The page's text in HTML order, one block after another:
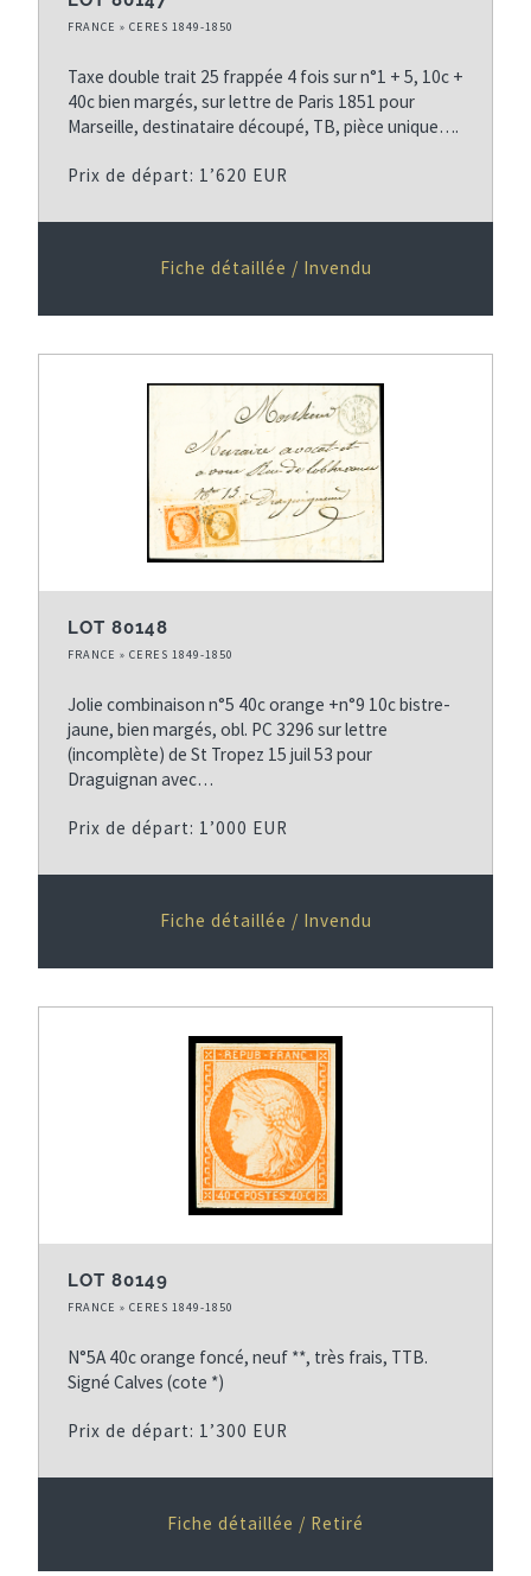
FRANCE » CERES 1849-1850
Taxe double trait 25 frappée 4 fois sur n°1 + 5, 10c +
40c bien margés, sur lettre de Paris 1851 pour
Marseille, destinataire découpé, TB, pièce unique….
Prix de départ: 1’620 EUR
Fiche détaillée / Invendu
LOT 80148
FRANCE » CERES 1849-1850
Jolie combinaison n°5 40c orange +n°9 10c bistre-
jaune, bien margés, obl. PC 3296 sur lettre
(incomplète) de St Tropez 15 juil 53 pour
Draguignan avec…
Prix de départ: 1’000 EUR
Fiche détaillée / Invendu
LOT 80149
FRANCE » CERES 1849-1850
N°5A 40c orange foncé, neuf **, très frais, TTB.
Signé Calves (cote *)
Prix de départ: 1’300 EUR
Fiche détaillée / Retiré